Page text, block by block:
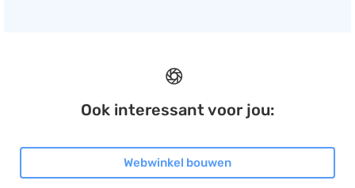
Ook interessant voor jou:
Webwinkel bouwen